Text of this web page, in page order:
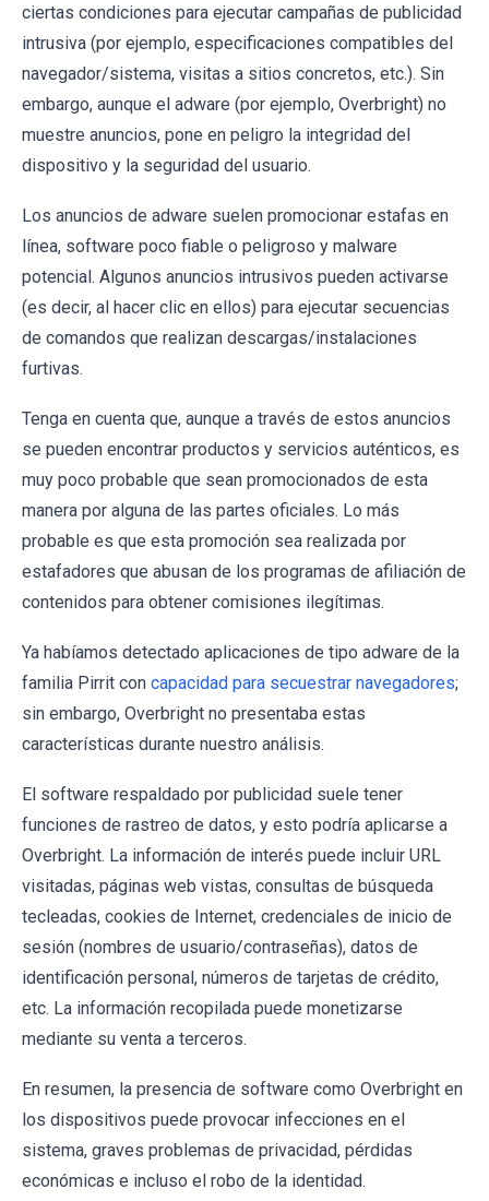
ciertas condiciones para ejecutar campañas de publicidad
intrusiva (por ejemplo, especificaciones compatibles del
navegador/sistema, visitas a sitios concretos, etc.). Sin
embargo, aunque el adware (por ejemplo, Overbright) no
muestre anuncios, pone en peligro la integridad del
dispositivo y la seguridad del usuario.
Los anuncios de adware suelen promocionar estafas en
línea, software poco fiable o peligroso y malware
potencial. Algunos anuncios intrusivos pueden activarse
(es decir, al hacer clic en ellos) para ejecutar secuencias
de comandos que realizan descargas/instalaciones
furtivas.
Tenga en cuenta que, aunque a través de estos anuncios
se pueden encontrar productos y servicios auténticos, es
muy poco probable que sean promocionados de esta
manera por alguna de las partes oficiales. Lo más
probable es que esta promoción sea realizada por
estafadores que abusan de los programas de afiliación de
contenidos para obtener comisiones ilegítimas.
Ya habíamos detectado aplicaciones de tipo adware de la
familia Pirrit con capacidad para secuestrar navegadores;
sin embargo, Overbright no presentaba estas
características durante nuestro análisis.
El software respaldado por publicidad suele tener
funciones de rastreo de datos, y esto podría aplicarse a
Overbright. La información de interés puede incluir URL
visitadas, páginas web vistas, consultas de búsqueda
tecleadas, cookies de Internet, credenciales de inicio de
sesión (nombres de usuario/contraseñas), datos de
identificación personal, números de tarjetas de crédito,
etc. La información recopilada puede monetizarse
mediante su venta a terceros.
En resumen, la presencia de software como Overbright en
los dispositivos puede provocar infecciones en el
sistema, graves problemas de privacidad, pérdidas
económicas e incluso el robo de la identidad.